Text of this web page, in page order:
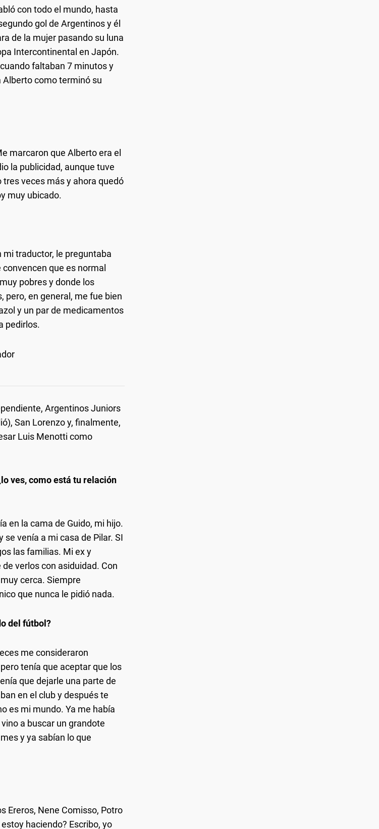
con todo el mundo, hasta
gol de Argentinos y él
de la mujer pasando su luna
Intercontinental en Japón.
faltaban 7 minutos y
Alberto como terminó su
marcaron que Alberto era el
la publicidad, aunque tuve
veces más y ahora quedó
muy ubicado.
mi traductor, le preguntaba
que es normal
pobres y donde los
pero, en general, me fue bien
y un par de medicamentos
pedirlos.
Argentinos Juniors
San Lorenzo y, finalmente,
Luis Menotti como
ves, como está tu relación
en la cama de Guido, mi hijo.
venía a mi casa de Pilar. SI
las familias. Mi ex y
verlos con asiduidad. Con
cerca. Siempre
que nunca le pidió nada.
del fútbol?
me consideraron
tenía que aceptar que los
que dejarle una parte de
en el club y después te
es mi mundo. Ya me había
a buscar un grandote
y ya sabían lo que
Ereros, Nene Comisso, Potro
haciendo? Escribo, yo